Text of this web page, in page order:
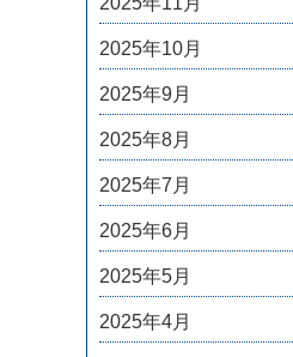
2025年10月
2025年9月
2025年8月
2025年7月
2025年6月
2025年5月
2025年4月